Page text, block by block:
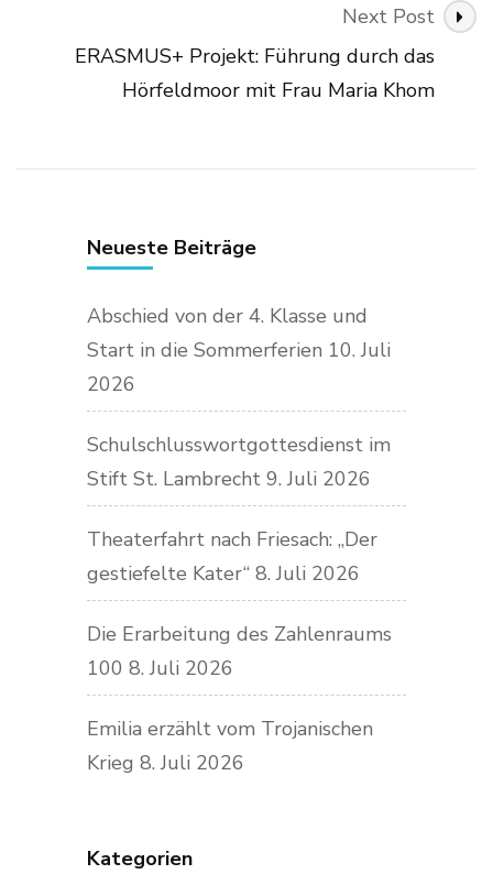
Next Post
ERASMUS+ Projekt: Führung durch das
Hörfeldmoor mit Frau Maria Khom
Neueste Beiträge
Abschied von der 4. Klasse und
Start in die Sommerferien 10. Juli
2026
Schulschlusswortgottesdienst im
Stift St. Lambrecht 9. Juli 2026
Theaterfahrt nach Friesach: „Der
gestiefelte Kater“ 8. Juli 2026
Die Erarbeitung des Zahlenraums
100 8. Juli 2026
Emilia erzählt vom Trojanischen
Krieg 8. Juli 2026
Kategorien